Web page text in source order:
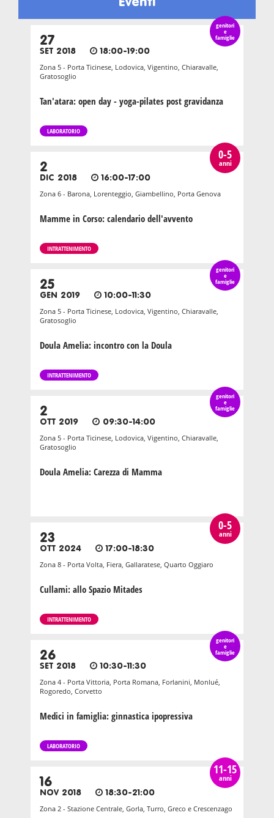
genitori
e
famiglie
27
SET 2018 18:00-19:00
Zona 5 - Porta Ticinese, Lodovica, Vigentino, Chiaravalle,
Gratosoglio
Tan'atara: open day - yoga-pilates post gravidanza
LABORATORIO
0-5
anni
2
DIC 2018 16:00-17:00
Zona 6 - Barona, Lorenteggio, Giambellino, Porta Genova
Mamme in Corso: calendario dell'avvento
INTRATTENIMENTO
genitori
e
famiglie
25
GEN 2019 10:00-11:30
Zona 5 - Porta Ticinese, Lodovica, Vigentino, Chiaravalle,
Gratosoglio
Doula Amelia: incontro con la Doula
INTRATTENIMENTO
genitori
e
famiglie
2
OTT 2019 09:30-14:00
Zona 5 - Porta Ticinese, Lodovica, Vigentino, Chiaravalle,
Gratosoglio
Doula Amelia: Carezza di Mamma
0-5
anni
23
OTT 2024 17:00-18:30
Zona 8 - Porta Volta, Fiera, Gallaratese, Quarto Oggiaro
Cullami: allo Spazio Mitades
INTRATTENIMENTO
genitori
e
famiglie
26
SET 2018 10:30-11:30
Zona 4 - Porta Vittoria, Porta Romana, Forlanini, Monlué,
Rogoredo, Corvetto
Medici in famiglia: ginnastica ipopressiva
LABORATORIO
11-15
anni
16
NOV 2018 18:30-21:00
Zona 2 - Stazione Centrale, Gorla, Turro, Greco e Crescenzago